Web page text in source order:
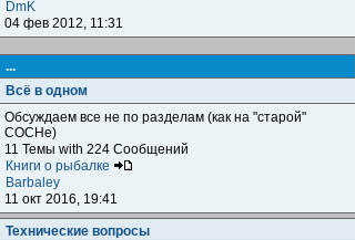
DmK
04 фев 2012, 11:31
...
Всё в одном
Обсуждаем все не по разделам (как на "старой"
СОСНе)
11 Темы with 224 Сообщений
Книги о рыбалке
Barbaley
11 окт 2016, 19:41
Технические вопросы